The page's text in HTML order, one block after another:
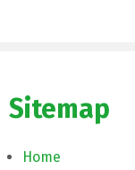
Sitemap
Home